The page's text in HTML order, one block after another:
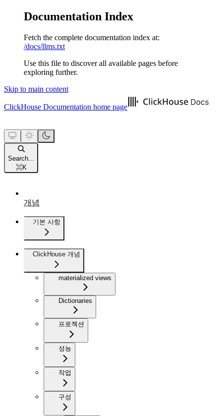
Documentation Index
Fetch the complete documentation index at:
/docs/llms.txt
Use this file to discover all available pages before
exploring further.
Skip to main content
ClickHouse Documentation home page
Search...
⌘K
개념
기본 사항
ClickHouse 개념
materialized views
Dictionaries
프로젝션
성능
작업
구성